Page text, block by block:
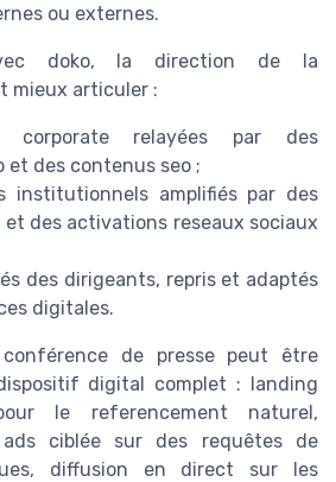
ou externes.
doko, la direction de la
mieux articuler :
corporate relayées par des
et des contenus seo ;
institutionnels amplifiés par des
et des activations reseaux sociaux
des dirigeants, repris et adaptés
digitales.
de presse peut être
digital complet : landing
le referencement naturel,
ads ciblée sur des requêtes de
diffusion en direct sur les